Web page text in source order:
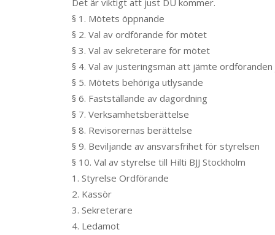
Det är viktigt att just DU kommer.
§ 1. Mötets öppnande
§ 2. Val av ordförande för mötet
§ 3. Val av sekreterare för mötet
§ 4. Val av justeringsmän att jämte
§ 5. Mötets behöriga utlysande
§ 6. Fastställande av dagordning
§ 7. Verksamhetsberättelse
§ 8. Revisorernas berättelse
§ 9. Beviljande av ansvarsfrihet för styrelsen
§ 10. Val av styrelse till Hilti BJJ Stockholm
1. Styrelse Ordförande
2. Kassör
3. Sekreterare
4. Ledamot